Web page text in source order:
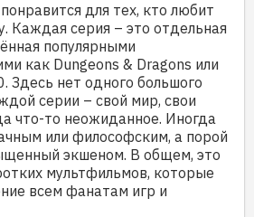
для тех, кто любит
Каждая серия – это отдельная
популярными
как Dungeons & Dragons или
Здесь нет одного большого
серии – свой мир, свои
что-то неожиданное. Иногда
или философским, а порой
экшеном. В общем, это
мультфильмов, которые
всем фанатам игр и